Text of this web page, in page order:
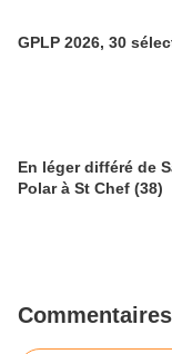
GPLP 2026, 30
En léger différé de
Polar à St Chef (38)
Commentaires